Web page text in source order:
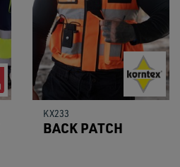
KX233
BACK PATCH